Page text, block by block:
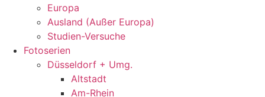
Europa
Ausland (Außer Europa)
Studien-Versuche
Fotoserien
Düsseldorf + Umg.
Altstadt
Am-Rhein